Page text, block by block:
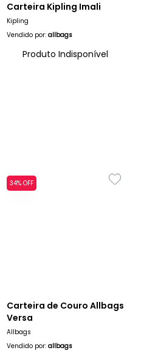
Carteira Kipling Imali
Kipling
Vendido por: allbags
Produto Indisponível
34% OFF
Carteira de Couro Allbags
Versa
Allbags
Vendido por: allbags